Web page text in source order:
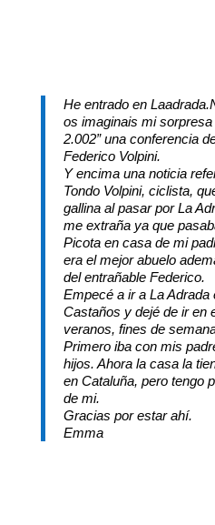
He entrado en
os imaginais mi
2.002” una conferencia
Federico Volpini.
Y encima una noticia
Tondo Volpini, ciclista,
gallina al pasar por La
me extraña ya que
Picota en casa de mi
era el mejor abuelo
del entrañable Federico.
Empecé a ir a La Adrada
Castaños y dejé de ir en
veranos, fines de
Primero iba con mis
hijos. Ahora la casa la
en Cataluña, pero tengo
de mi.
Gracias por estar ahí.
Emma